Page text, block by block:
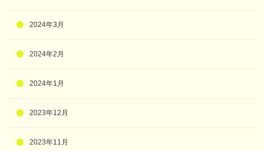
2024年3月
2024年2月
2024年1月
2023年12月
2023年11月